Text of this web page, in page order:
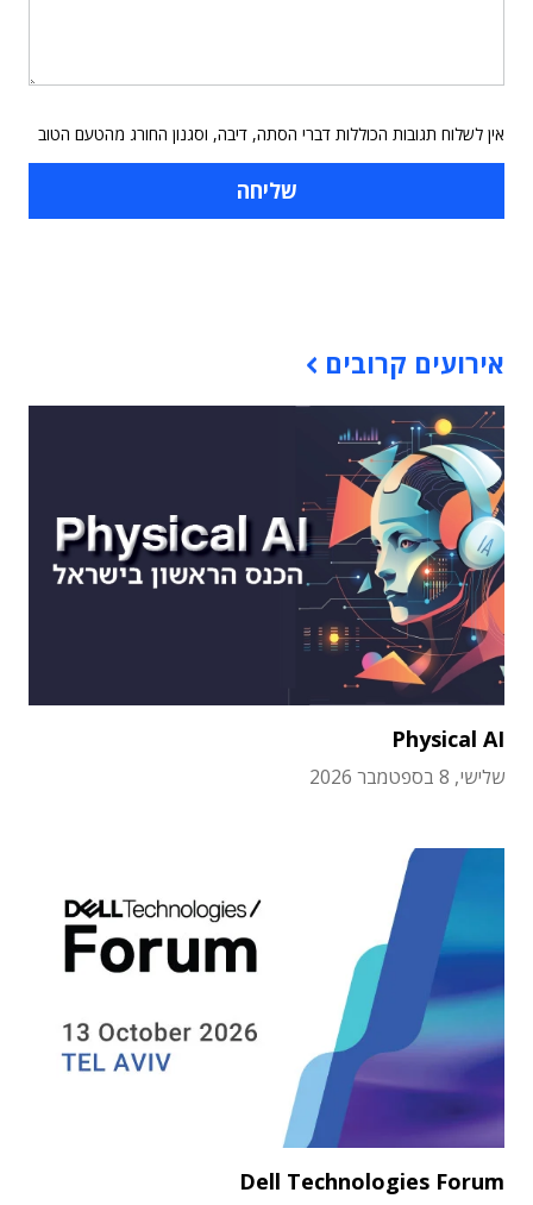
אין לשלוח תגובות הכוללות דברי הסתה, דיבה, וסגנון החורג מהטעם הטוב
אירועים קרובים
Physical AI
שלישי, 8 בספטמבר 2026
Dell Technologies Forum